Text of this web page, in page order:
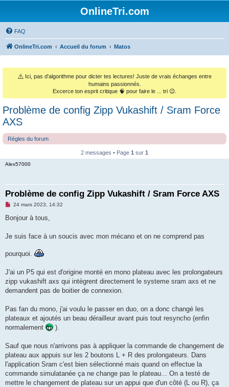
OnlineTri.com
FAQ
OnlineTri.com Accueil du forum Matos
⚠️ Ici, pas d'algorithme pour dicter tes lectures! Juste de vrais échanges entre
humains passionnés.
Excerce ton esprit critique 🧠 pour faire le ... tri 😉.
Problème de config Zipp Vukashift / Sram Force
AXS
Règles du forum
2 messages • Page 1 sur 1
Alex57000
Problème de config Zipp Vukashift / Sram Force AXS
M
s
g
o
u
24 mars 2023, 14:32
Bonjour à tous,
Je suis face à un soucis avec mon mécano et on ne comprend pas
pourquoi.
J'ai un P5 qui est d'origine monté en mono plateau avec les prolongateurs
zipp vukashift axs qui intègrent directement le systeme sram axs et ne
demandent pas de boitier de connexion.
Pas fan du mono, j'ai voulu le passer en duo, on a donc changé les
plateaux et ajoutés un beau dérailleur avant puis tout resyncho (enfin
normalement
).
Sauf que nous n'arrivons pas à appliquer la commande de changement de
plateau aux appuis sur les 2 boutons L + R des prolongateurs. Dans
l'application Sram c'est bien sélectionné mais quand on effectue la
commande simulatanée ça ne change pas le plateau... On a testé de
mettre le changement de plateau sur un appui que d'un côté (L ou R), ça